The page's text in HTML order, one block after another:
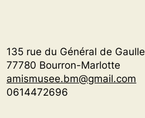
135 rue du Général de Gaulle
77780 Bourron-Marlotte
amismusee.bm@gmail.com
0614472696